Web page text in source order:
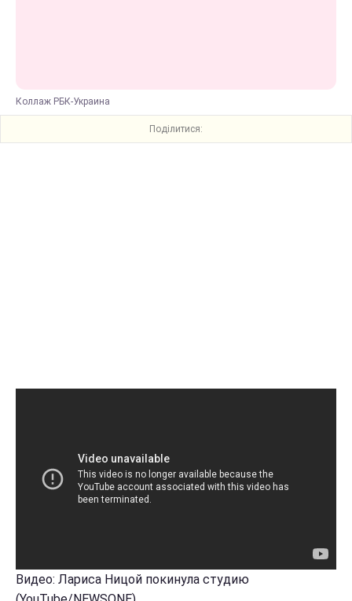
Коллаж РБК-Украина
Поділитися:
Видео: Лариса Ницой покинула студию